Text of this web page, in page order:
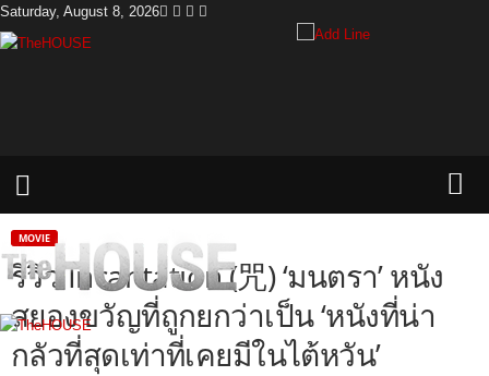
Saturday, August 8, 2026
MOVIE
รีวิว Incantation (咒) ‘มนตรา’ หนัง
สยองขวัญที่ถูกยกว่าเป็น ‘หนังที่น่า
กลัวที่สุดเท่าที่เคยมีในไต้หวัน’